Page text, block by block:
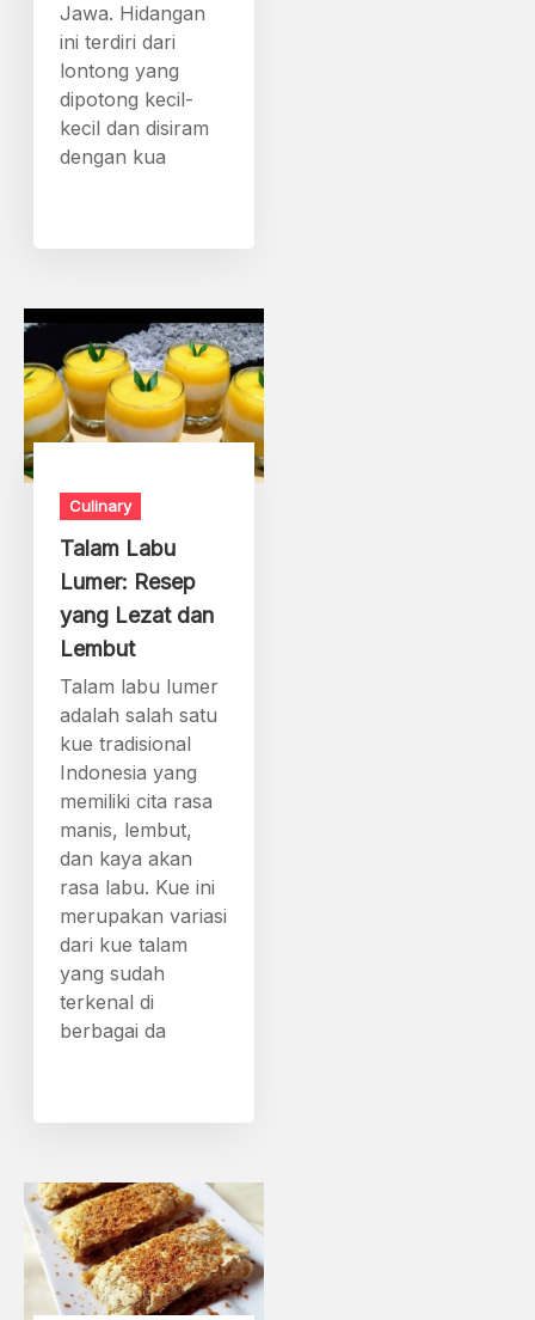
Jawa. Hidangan
ini terdiri dari
lontong yang
dipotong kecil-
kecil dan disiram
dengan kua
Culinary
Talam Labu
Lumer: Resep
yang Lezat dan
Lembut
Talam labu lumer
adalah salah satu
kue tradisional
Indonesia yang
memiliki cita rasa
manis, lembut,
dan kaya akan
rasa labu. Kue ini
merupakan variasi
dari kue talam
yang sudah
terkenal di
berbagai da